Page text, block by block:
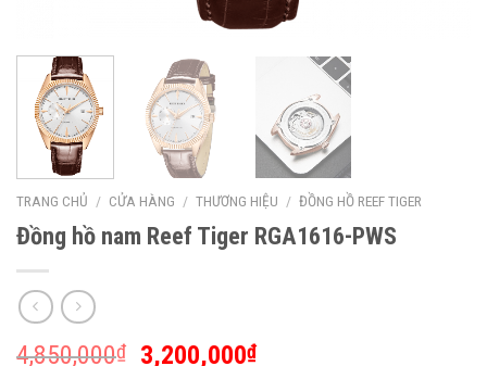
TRANG CHỦ / CỬA HÀNG / THƯƠNG HIỆU / ĐỒNG HỒ REEF TIGER
Đồng hồ nam Reef Tiger RGA1616-PWS
4,850,000₫ 3,200,000₫